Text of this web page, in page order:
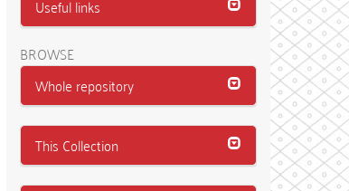
Useful links
BROWSE
Whole repository
This Collection